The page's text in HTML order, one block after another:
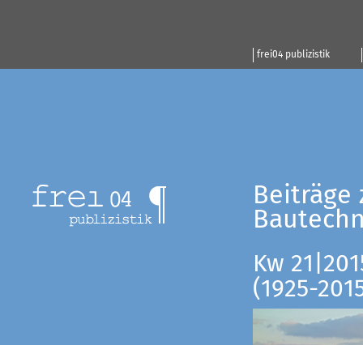
frei04 publizistik
Beiträge
Kw
(1925-